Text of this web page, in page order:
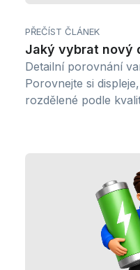
PŘEČÍST ČLÁNEK
Jaký vybrat nový
Detailní porovnání
Porovnejte si
rozdělené podle